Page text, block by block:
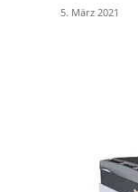
5. März 2021